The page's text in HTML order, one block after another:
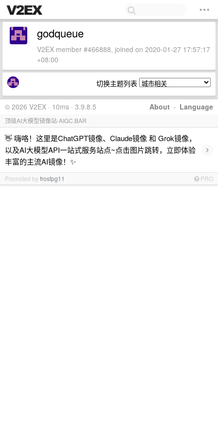
godqueue
V2EX member #466888, joined on 2020-01-27 17:57:17
+08:00
切换主题列表
About · Language
© 2026 V2EX · 10ms · 3.9.8.5
顶级AI大模型镜像站-AIGC.BAR
👋 嗨咯！这里是ChatGPT镜像、Claude镜像 和 Grok镜像，
以及AI大模型API一站式服务站点~点击图片跳转，立即体验
丰富的主流AI镜像！✨
›
Promoted byfrostpg11 PRO